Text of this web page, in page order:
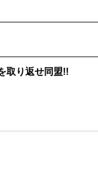
取り返せ同盟!!